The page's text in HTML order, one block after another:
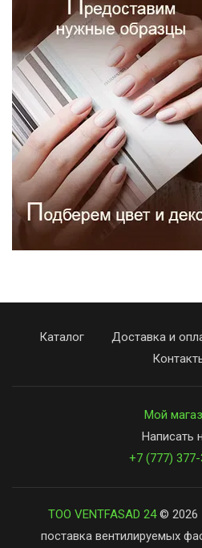
Каталог Доставка и
Мой
Написать
+7 (777)
ТОО VENTFASAD 24© 2026
поставка вентилируемых